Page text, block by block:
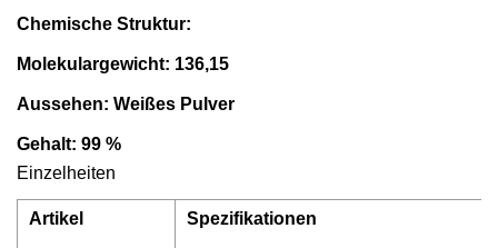
Chemische Struktur:
Molekulargewicht: 136,15
Aussehen: Weißes Pulver
Gehalt: 99 %
Einzelheiten
Artikel Spezifikationen